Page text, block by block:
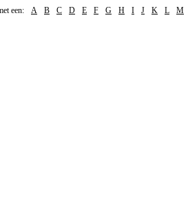
een: A B C D E F G H I J K L M